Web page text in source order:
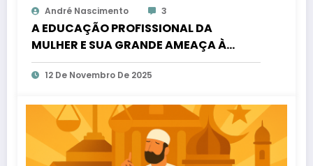
André Nascimento 3
A EDUCAÇÃO PROFISSIONAL DA
MULHER E SUA GRANDE AMEAÇA À
ESPÉCIE HUMANA
12 De Novembro De 2025